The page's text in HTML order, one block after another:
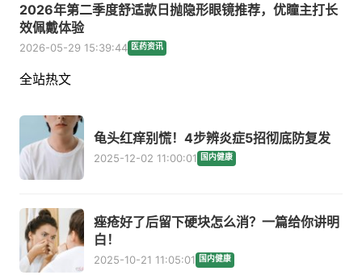
2026年第二季度舒适款日抛隐形眼镜推荐，优瞳主打长
效佩戴体验
2026-05-29 15:39:44 医药资讯
全站热文
龟头红痒别慌！4步辨炎症5招彻底防复发
2025-12-02 11:00:01 国内健康
痤疮好了后留下硬块怎么消？一篇给你讲明
白！
2025-10-21 11:05:01 国内健康